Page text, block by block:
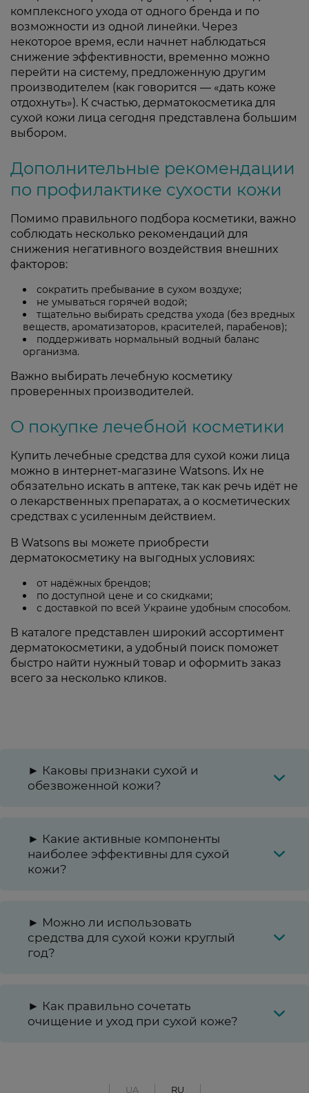
комплексного ухода от одного бренда и по
возможности из одной линейки. Через
некоторое время, если начнет наблюдаться
снижение эффективности, временно можно
перейти на систему, предложенную другим
производителем (как говорится — «дать коже
отдохнуть»). К счастью, дерматокосметика для
сухой кожи лица сегодня представлена большим
выбором.
Дополнительные рекомендации
по профилактике сухости кожи
Помимо правильного подбора косметики, важно
соблюдать несколько рекомендаций для
снижения негативного воздействия внешних
факторов:
сократить пребывание в сухом воздухе;
не умываться горячей водой;
тщательно выбирать средства ухода (без вредных
веществ, ароматизаторов, красителей, парабенов);
поддерживать нормальный водный баланс
организма.
Важно выбирать лечебную косметику
проверенных производителей.
О покупке лечебной косметики
Купить лечебные средства для сухой кожи лица
можно в интернет-магазине Watsons. Их не
обязательно искать в аптеке, так как речь идёт не
о лекарственных препаратах, а о косметических
средствах с усиленным действием.
В Watsons вы можете приобрести
дерматокосметику на выгодных условиях:
от надёжных брендов;
по доступной цене и со скидками;
с доставкой по всей Украине удобным способом.
В каталоге представлен широкий ассортимент
дерматокосметики, а удобный поиск поможет
быстро найти нужный товар и оформить заказ
всего за несколько кликов.
► Каковы признаки сухой и
обезвоженной кожи?
► Какие активные компоненты
наиболее эффективны для сухой
кожи?
► Можно ли использовать
средства для сухой кожи круглый
год?
► Как правильно сочетать
очищение и уход при сухой коже?
UA RU